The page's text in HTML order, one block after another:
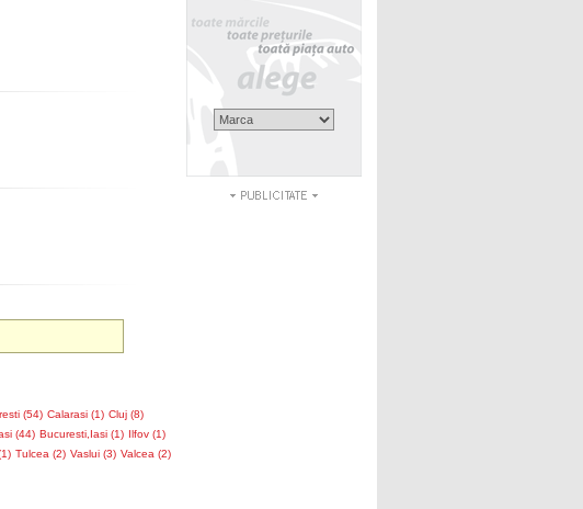
(54) Calarasi (1) Cluj (8)
(44) Bucuresti,Iasi (1) Ilfov (1)
Tulcea (2) Vaslui (3) Valcea (2)